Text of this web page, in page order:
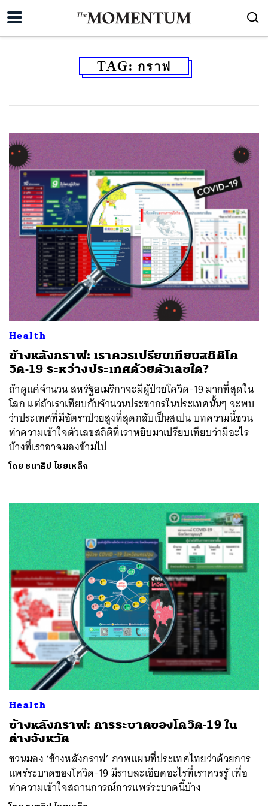
TAG: กราฟ
Health
ข้างหลังกราฟ: เราควรเปรียบเทียบสถิติโค
วิด-19 ระหว่างประเทศด้วยตัวเลขใด?
ถ้าดูแค่จำนวน สหรัฐอเมริกาจะมีผู้ป่วยโควิด-19 มากที่สุดใน
โลก แต่ถ้าเราเทียบกับจำนวนประชากรในประเทศนั้นๆ จะพบ
ว่าประเทศที่มีอัตราป่วยสูงที่สุดกลับเป็นสเปน บทความนี้ชวน
ทำความเข้าใจตัวเลขสถิติที่เราหยิบมาเปรียบเทียบว่ามีอะไร
บ้างที่เราอาจมองข้ามไป
โดย ชนาธิป ไชยเหล็ก
Health
ข้างหลังกราฟ: การระบาดของโควิด-19 ใน
ต่างจังหวัด
ชวนมอง ‘ข้างหลังกราฟ’ ภาพแผนที่ประเทศไทยว่าด้วยการ
แพร่ระบาดของโควิด-19 มีรายละเอียดอะไรที่เราควรรู้ เพื่อ
ทำความเข้าใจสถานการณ์การแพร่ระบาดนี้บ้าง